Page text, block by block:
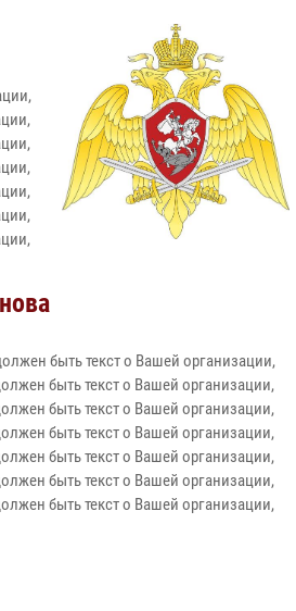
быть текст о Вашей организации,
быть текст о Вашей организации,
быть текст о Вашей организации,
быть текст о Вашей организации,
быть текст о Вашей организации,
быть текст о Вашей организации,
быть текст о Вашей организации,